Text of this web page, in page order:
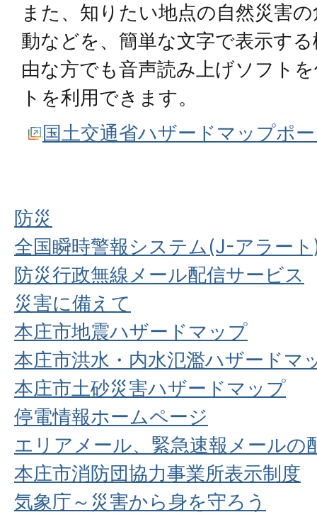
また、知りたい地点の自然災害
動などを、簡単な文字で表示す
由な方でも音声読み上げソフト
トを利用できます。
国土交通省ハザードマップポ
防災
全国瞬時警報システム(J-アラー
防災行政無線メール配信サービス
災害に備えて
本庄市地震ハザードマップ
本庄市洪水・内水氾濫ハザードマ
本庄市土砂災害ハザードマップ
停電情報ホームページ
エリアメール、緊急速報メールの
本庄市消防団協力事業所表示制度
気象庁～災害から身を守ろう